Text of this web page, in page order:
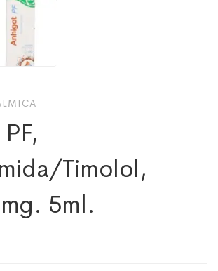
Timolol,
5ml.